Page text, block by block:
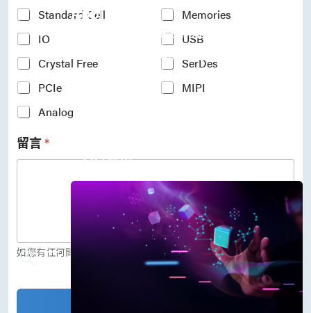
Applications
M31’s vision is to be the most
trustworthy IP company in the
semiconductor industry.
存儲應用
c
e
s
s
N
o
d
e
*
Y
o
u
r
I
n
t
e
r
e
s
t
c
o
)
Standard Cell
Memories
IO
USB
Crystal Free
SerDes
PCIe
MIPI
Analog
留言*
如您有任何問題，歡迎留言給我們。